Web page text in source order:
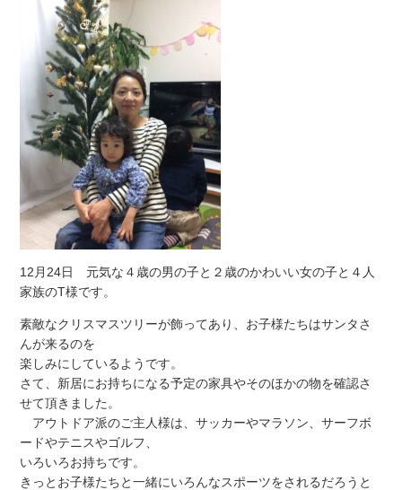
12月24日 元気な４歳の男の子と２歳のかわいい女の子と４人
家族のT様です。
素敵なクリスマスツリーが飾ってあり、お子様たちはサンタさ
んが来るのを
楽しみにしているようです。
さて、新居にお持ちになる予定の家具やそのほかの物を確認さ
せて頂きました。
アウトドア派のご主人様は、サッカーやマラソン、サーフボ
ードやテニスやゴルフ、
いろいろお持ちです。
きっとお子様たちと一緒にいろんなスポーツをされるだろうと